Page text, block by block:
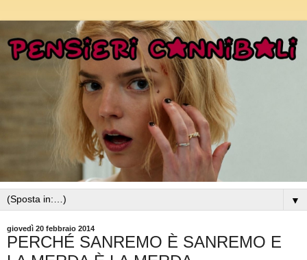
▼
giovedì 20 febbraio 2014
PERCHÉ SANREMO È SANREMO E